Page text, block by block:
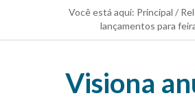
Você está aqui: Principal /
lançamentos para
Visiona